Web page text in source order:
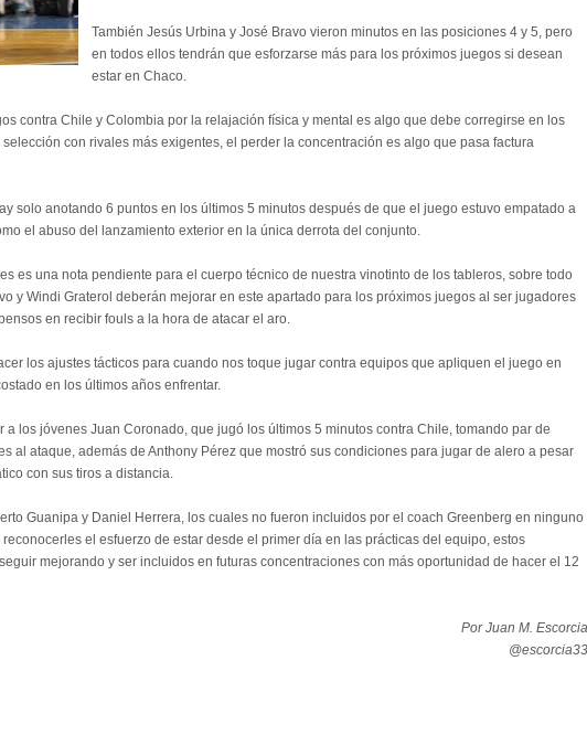
También Jesús Urbina y José Bravo vieron minutos en las posiciones 4 y 5, pero
en todos ellos tendrán que esforzarse más para los próximos juegos si desean
estar en Chaco.
contra Chile y Colombia por la relajación física y mental es algo que debe corregirse en los
con rivales más exigentes, el perder la concentración es algo que pasa factura
solo anotando 6 puntos en los últimos 5 minutos después de que el juego estuvo empatado a
el abuso del lanzamiento exterior en la única derrota del conjunto.
es una nota pendiente para el cuerpo técnico de nuestra vinotinto de los tableros, sobre todo
y Windi Graterol deberán mejorar en este apartado para los próximos juegos al ser jugadores
en recibir fouls a la hora de atacar el aro.
los ajustes tácticos para cuando nos toque jugar contra equipos que apliquen el juego en
en los últimos años enfrentar.
a los jóvenes Juan Coronado, que jugó los últimos 5 minutos contra Chile, tomando par de
al ataque, además de Anthony Pérez que mostró sus condiciones para jugar de alero a pesar
con sus tiros a distancia.
Guanipa y Daniel Herrera, los cuales no fueron incluidos por el coach Greenberg en ninguno
el esfuerzo de estar desde el primer día en las prácticas del equipo, estos
mejorando y ser incluidos en futuras concentraciones con más oportunidad de hacer el 12
Por Juan M. Escorcia
@escorcia33